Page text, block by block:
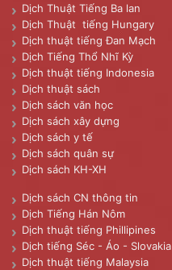
Dịch Thuật Tiếng Ba lan
Dịch Thuật tiếng Hungary
Dịch thuật tiếng Đan Mạch
Dịch Tiếng Thổ Nhĩ Kỳ
Dịch thuật tiếng Indonesia
Dịch thuật sách
Dịch sách văn học
Dịch sách xây dựng
Dịch sách y tế
Dịch sách quân sự
Dịch sách KH-XH
Dịch sách CN thông tin
Dịch Tiếng Hán Nôm
Dịch thuật tiếng Phillipines
Dịch tiếng Séc - Áo - Slovakia
Dịch thuật tiếng Malaysia